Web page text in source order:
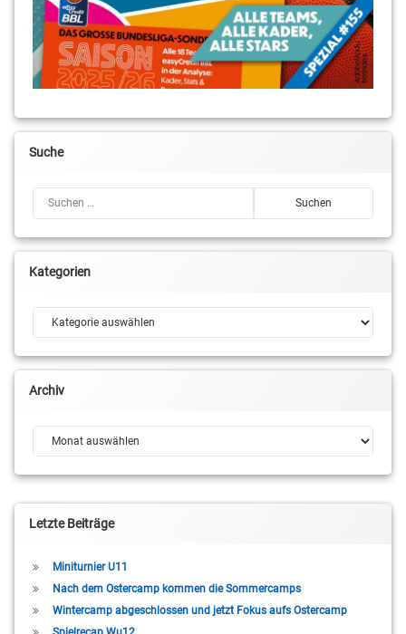
Suche
Kategorien
Kategorien
Archiv
Archiv
Letzte Beiträge
Miniturnier U11
Nach dem Ostercamp kommen die Sommercamps
Wintercamp abgeschlossen und jetzt Fokus aufs Ostercamp